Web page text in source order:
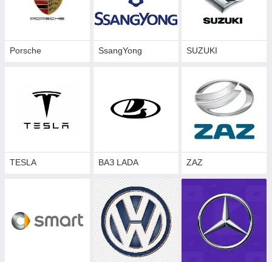
Porsche SsangYong SUZUKI
TESLA ВАЗ LADA ZAZ